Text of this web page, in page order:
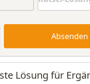
Absenden
Lösung für